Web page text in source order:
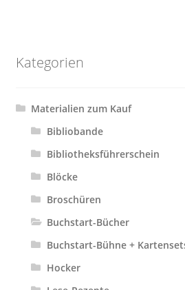
Kategorien
Materialien zum Kauf
Bibliobande
Bibliotheksführerschein
Blöcke
Broschüren
Buchstart-Bücher
Buchstart-Bühne +
Hocker